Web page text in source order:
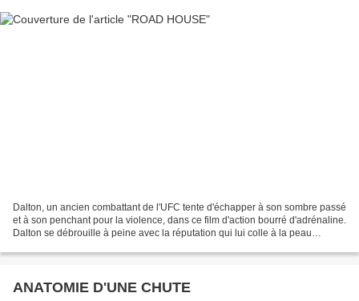
Dalton, un ancien combattant de l'UFC tente d'échapper à son sombre passé
et à son penchant pour la violence, dans ce film d'action bourré d'adrénaline.
Dalton se débrouille à peine avec la réputation qui lui colle à la peau
ANATOMIE D'UNE CHUTE